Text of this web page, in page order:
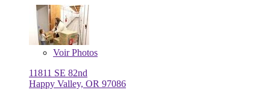
VoirPhotos
11811 SE 82nd
Happy Valley, OR 97086